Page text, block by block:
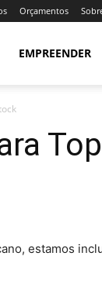
Orçamentos
EMPREENDER
estamos